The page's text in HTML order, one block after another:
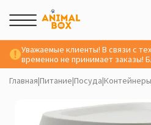
Уважаемые клиенты! В связи с
временно не принимает заказы!
Главная|Питание|Посуда|